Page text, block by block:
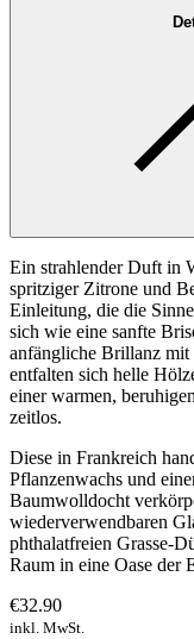
Ein strahlender Duft in
spritziger Zitrone und
Einleitung, die die
sich wie eine sanfte
anfängliche Brillanz
entfalten sich helle
einer warmen,
zeitlos.
Diese in Frankreich
Pflanzenwachs und
Baumwolldocht
wiederverwendbaren
phthalatfreien Grasse-
Raum in eine Oase der
€32.90
inkl. MwSt.